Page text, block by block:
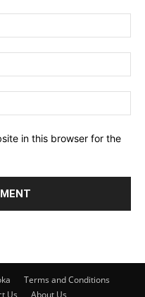
in this browser for the
Terms and Conditions
Us About Us